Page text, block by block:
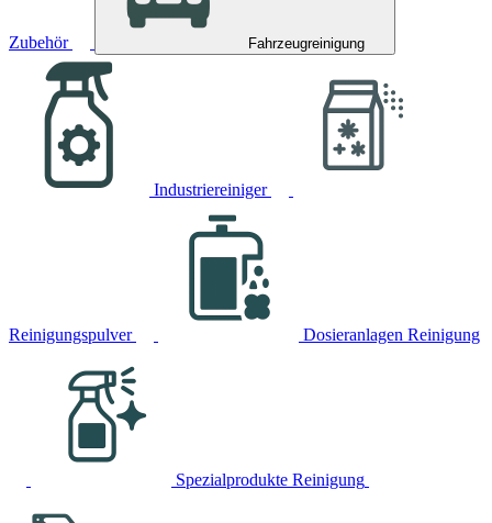
Zubehör Fahrzeugreinigung
Industriereiniger
Reinigungspulver Dosieranlagen Reinigung
Spezialprodukte Reinigung